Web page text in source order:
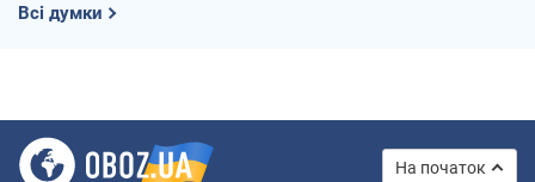
Всі думки
На початок